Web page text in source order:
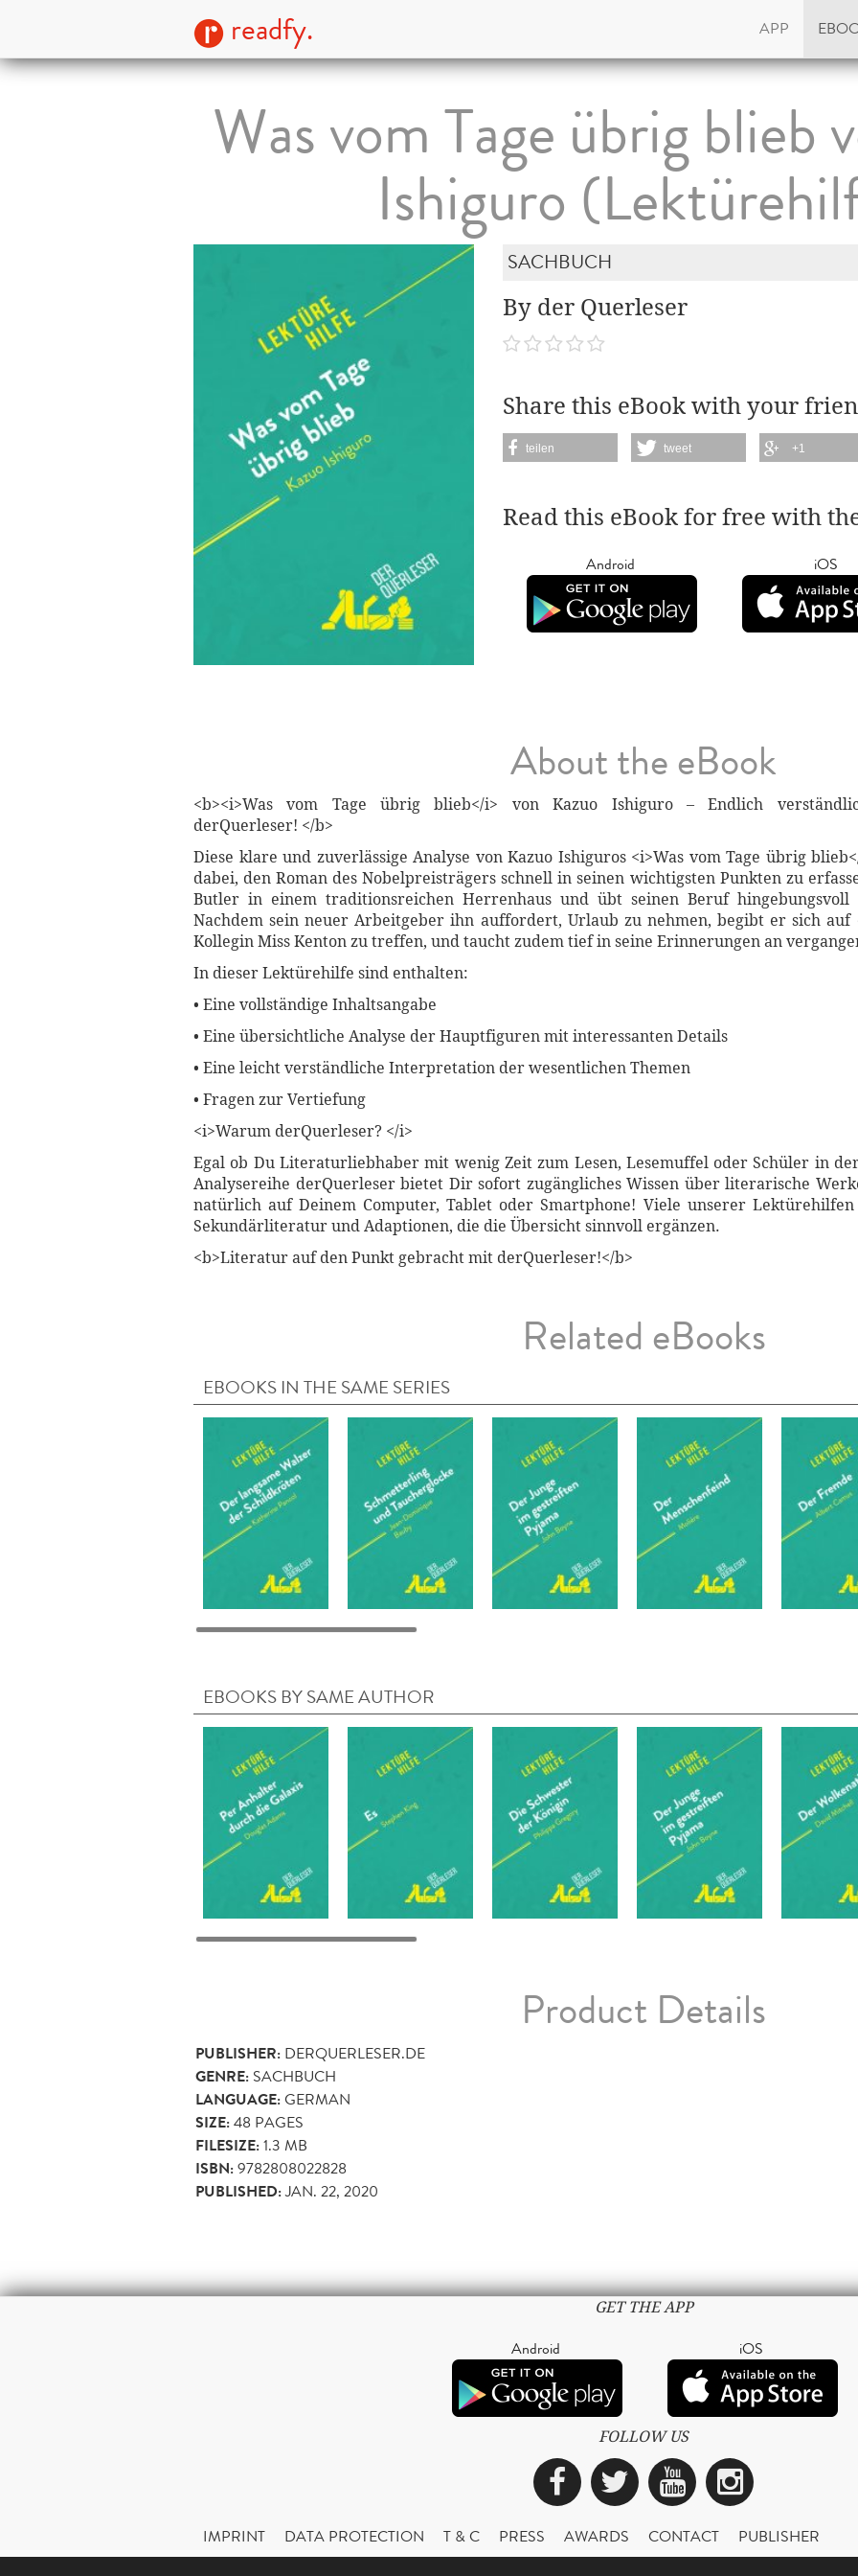
readfy. APP
Was vom Tage übrig blieb
Ishiguro
SACHBUCH
By der Querleser
Share this eBook with your
teilen tweet +1
Read this eBook for free with
Android iOS
About the eBook
<b><i>Was vom Tage übrig blieb</i> von Kazuo Ishiguro – Endlich
derQuerleser! </b>
Diese klare und zuverlässige Analyse von Kazuo Ishiguros <i>Was vom Tage übrig
dabei, den Roman des Nobelpreisträgers schnell in seinen wichtigsten Punkten zu
Butler in einem traditionsreichen Herrenhaus und übt seinen Beruf hingebungsvoll
Nachdem sein neuer Arbeitgeber ihn auffordert, Urlaub zu nehmen, begibt er sich auf
Kollegin Miss Kenton zu treffen, und taucht zudem tief in seine Erinnerungen an
In dieser Lektürehilfe sind enthalten:
• Eine vollständige Inhaltsangabe
• Eine übersichtliche Analyse der Hauptfiguren mit interessanten Details
• Eine leicht verständliche Interpretation der wesentlichen Themen
• Fragen zur Vertiefung
<i>Warum derQuerleser? </i>
Egal ob Du Literaturliebhaber mit wenig Zeit zum Lesen, Lesemuffel oder Schüler in
Analysereihe derQuerleser bietet Dir sofort zugängliches Wissen über literarische
natürlich auf Deinem Computer, Tablet oder Smartphone! Viele unserer
Sekundärliteratur und Adaptionen, die die Übersicht sinnvoll ergänzen.
<b>Literatur auf den Punkt gebracht mit derQuerleser!</b>
Related eBooks
EBOOKS IN THE SAME SERIES
EBOOKS BY SAME AUTHOR
Product Details
PUBLISHER: DERQUERLESER.DE
GENRE: SACHBUCH
LANGUAGE:GERMAN
SIZE:48 PAGES
FILESIZE:1.3 MB
ISBN:9782808022828
PUBLISHED:JAN. 22, 2020
GET THE APP
Android iOS
FOLLOW US
Facebook
TwitterYouTube
IMPRINT DATA PROTECTION T & C PRESS AWARDS CONTACT PUBLISHER